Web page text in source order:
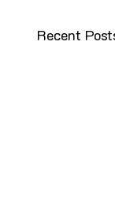
Recent